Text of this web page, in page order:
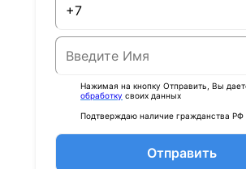
Нажимая на кнопку Отправить, Вы
обработку своих данных
Подтверждаю наличие гражданства РФ
Отправить